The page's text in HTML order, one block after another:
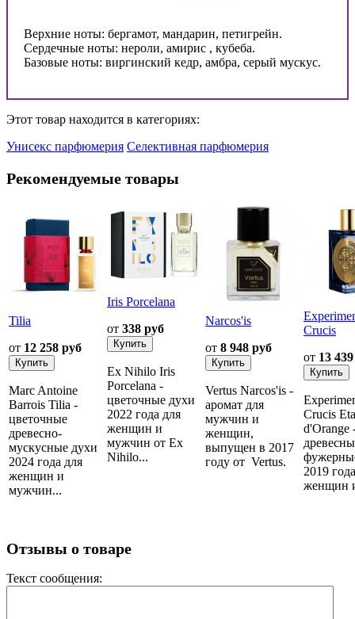
Верхние ноты: бергамот, мандарин, петигрейн.
Сердечные ноты: нероли, амирис , кубеба.
Базовые ноты: виргинский кедр, амбра, серый мускус.
Этот товар находится в категориях:
Унисекс парфюмерия Селективная парфюмерия
Рекомендуемые товары
Tilia
от 12 258 руб
Marc Antoine
Barrois Tilia -
цветочные
древесно-
мускусные духи
2024 года для
женщин и
мужчин...
Iris Porcelana
от 338 руб
Ex Nihilo Iris
Porcelana -
цветочные духи
2022 года для
женщин и
мужчин от Ex
Nihilo...
Narcos'is
от 8 948 руб
Vertus Narcos'is -
аромат для
мужчин и
женщин,
выпущен в 2017
году от Vertus.
Crucis
от 13
Crucis
d'Orange
2019
женщин
Отзывы о товаре
Текст сообщения: